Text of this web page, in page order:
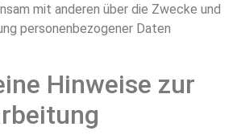
mit anderen über die Zwecke und
personenbezogener Daten
Hinweise zur